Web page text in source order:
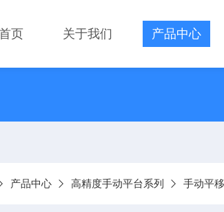
页 关于我们 产品中心
IR/LCPLN-IR奥林巴斯红外线观察用显微
产品中心 高精度手动平台系列 手动平